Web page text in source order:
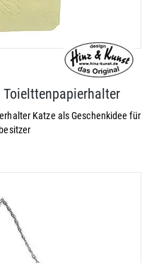
Katze als Geschenkidee für